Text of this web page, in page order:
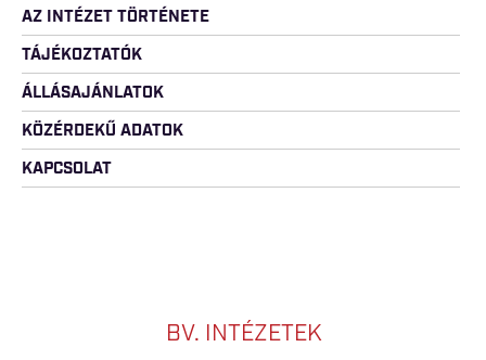
AZ INTÉZET TÖRTÉNETE
TÁJÉKOZTATÓK
ÁLLÁSAJÁNLATOK
KÖZÉRDEKŰ ADATOK
KAPCSOLAT
BV. INTÉZETEK